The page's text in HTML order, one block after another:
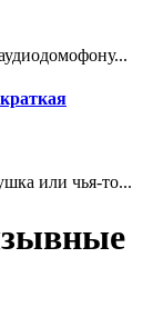
или чья-то...